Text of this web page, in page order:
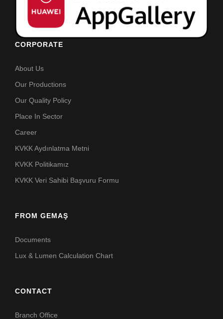
CORPORATE
About Us
Our Productions
Our Quality Policy
Place In Sector
Career
KVKK Aydınlatma Metni
KVKK Politikamız
KVKK Veri Sahibi Başvuru Formu
FROM GEMAŞ
Documents
Lux & Lumen Calculation Chart
CONTACT
Branch Office